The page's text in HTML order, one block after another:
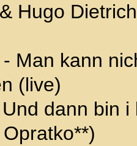
Hugo
Man kann
(live)
dann bin